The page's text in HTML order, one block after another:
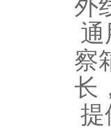
外
通
察
长
提